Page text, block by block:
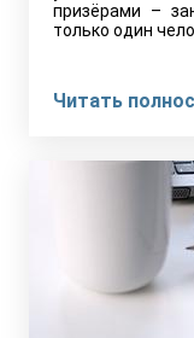
призёрами –
только один
Читать